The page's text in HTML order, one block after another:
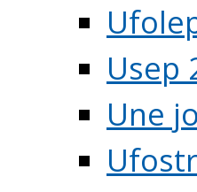
Usep
Une